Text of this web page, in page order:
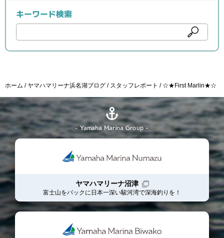
キーワード検索
ホーム ヤマハマリーナ浜名湖ブログ スタッフレポート ☆★First Marlin★☆
- Yamaha Marina Group -
ヤマハマリーナ沼津
富士山をバックに日本一深い駿河湾で深海釣りを！